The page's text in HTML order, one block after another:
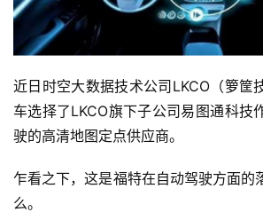
近日时空大数据技术公司LKCO（箩筐
车选择了LKCO旗下子公司易图通科技
驶的高清地图定点供应商。
乍看之下，这是福特在自动驾驶方面的
么。